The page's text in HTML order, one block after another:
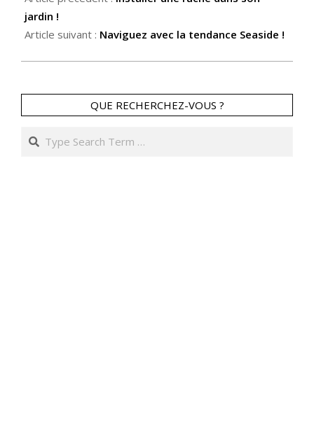
jardin !
Article suivant : Naviguez avec la tendance Seaside !
QUE RECHERCHEZ-VOUS ?
Search